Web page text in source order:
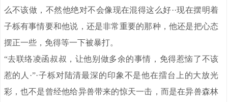
么不该做，不然他绝对不会像现在混得这么好··现在摆明着
子栎有事情要和他说，还是非常重要的那种，他还是把心态
摆正一些，免得等一下被暴打。
“去联络凌函叔叔，让他别做多余的事情，免得惹恼了不该
惹的人·”·子栎对陆清最深的印象不是他在擂台上的大放光
彩，也不是曾经他给异兽带来的惊天一击，而是在异兽森林